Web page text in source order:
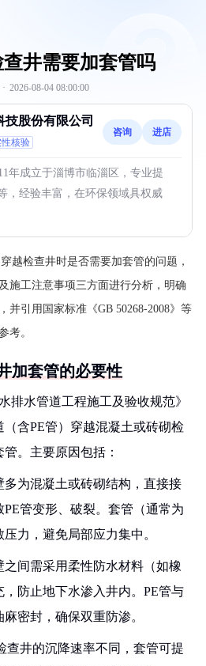
井需要加套管吗
· 2026-08-04 08:00:00
技股份有限公司
核验
咨询 进店
年成立于淄博市临淄区，专业提
，经验丰富，在环保领域具权威
越检查井时是否需要加套管的问题，
施工注意事项三方面进行分析，明确
并引用国家标准《GB 50268-2008》等
考。
加套管的必要性
排水管道工程施工及验收规范》
含PE管）穿越混凝土或砖砌检
。主要原因包括：
多为混凝土或砖砌结构，直接接
管变形、破裂。套管（通常为
力，避免局部应力集中。
之间需采用柔性防水材料（如橡
防止地下水渗入井内。PE管与
密封，确保双重防渗。
查井的沉降速率不同，套管可提